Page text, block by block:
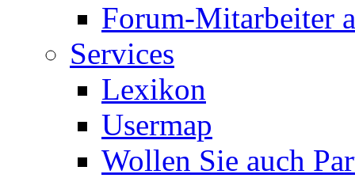
Forum-Mitarbeiter
Services
Lexikon
Usermap
Wollen Sie auch